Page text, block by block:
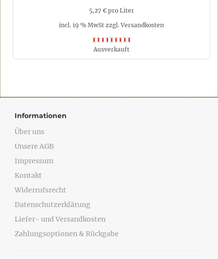
5,27 € pro Liter
incl. 19 % MwSt zzgl. Versandkosten
Ausverkauft
Informationen
Über uns
Unsere AGB
Impressum
Kontakt
Widerrufsrecht
Datenschutzerklärung
Liefer- und Versandkosten
Zahlungsoptionen & Rückgabe